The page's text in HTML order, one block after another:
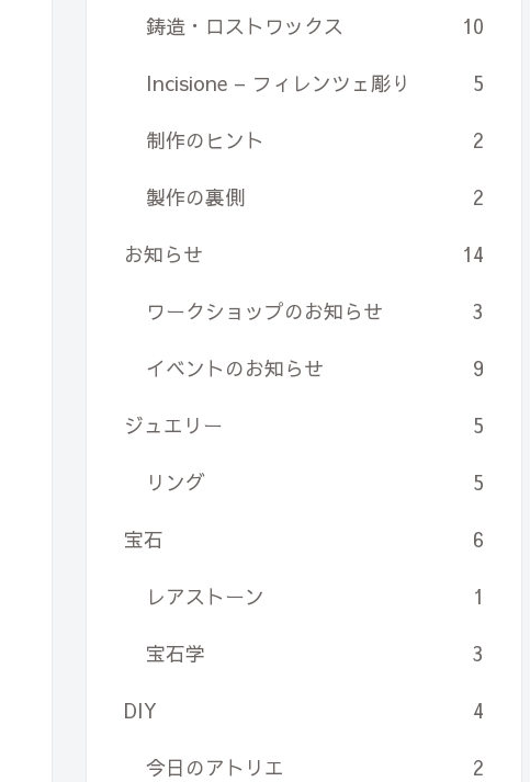
鋳造・ロストワックス 10
Incisione – フィレンツェ彫り 5
制作のヒント 2
製作の裏側 2
お知らせ 14
ワークショップのお知らせ 3
イベントのお知らせ 9
ジュエリー 5
リング 5
宝石 6
レアストーン 1
宝石学 3
DIY 4
今日のアトリエ 2